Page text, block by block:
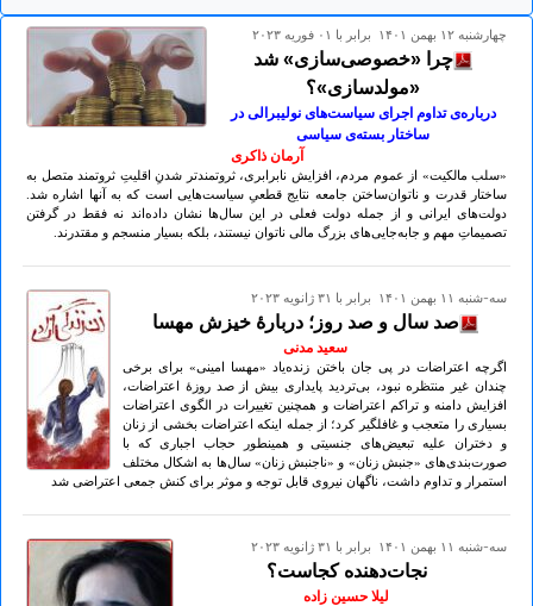
چهارشنبه ۱۲ بهمن ۱۴۰۱ برابر با ۰۱ فوريه ۲۰۲۳
چرا «خصوصی‌سازی» شد
«مولد‌سازی»؟
درباره‌ی تداوم اجرای سیاست‌های نولیبرالی در
ساختار بسته‌ی سیاسی
آرمان ذاکری
«سلب مالکیت» از عموم مردم، افزایش نابرابری، ثروتمندتر شدنِ اقلیتِ ثروتمند متصل به
ساختار قدرت و ناتوان‌ساختن جامعه نتایج قطعیِ سیاست‌هایی است که به آنها اشاره شد.
دولت‌های ایرانی و از جمله دولت فعلی در این سال‌ها نشان داده‌اند نه فقط در گرفتن
تصمیماتِ مهم و جابه‌جایی‌های بزرگ مالی ناتوان نیستند، بلکه بسیار منسجم و مقتدرند.
سه-شنبه ۱۱ بهمن ۱۴۰۱ برابر با ۳۱ ژانويه ۲۰۲۳
صد سال و صد روز؛ دربارۀ خیزش مهسا
سعید مدنی
اگرچه اعتراضات در پی جان باختن زنده‌یاد «مهسا امینی» برای برخی
چندان غیر منتظره نبود، بی‌تردید پایداری بیش از صد روزۀ اعتراضات،
افزایش دامنه و تراکم اعتراضات و همچنین تغییرات در الگوی اعتراضات
بسیاری را متعجب و غافلگیر کرد؛ از جمله اینکه اعتراضات بخشی از زنان
و دختران علیه تبعیض‌های جنسیتی و همینطور حجاب اجباری که با
صورت‌بندی‌های «جنبش زنان» و «ناجنبش زنان» سال‌ها به اشکال مختلف
استمرار و تداوم داشت، ناگهان نیروی قابل توجه و موثر برای کنش جمعی اعتراضی شد
سه-شنبه ۱۱ بهمن ۱۴۰۱ برابر با ۳۱ ژانويه ۲۰۲۳
نجات‌دهنده کجاست؟
لیلا حسین زاده